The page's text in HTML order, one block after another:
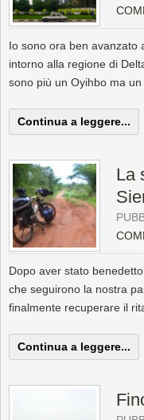
Io sono ora ben avanzato
intorno alla regione di
sono più un Oyihbo ma
Continua a leggere...
La
Dopo aver stato
che seguirono la nostra
finalmente recuperare il
Continua a leggere...